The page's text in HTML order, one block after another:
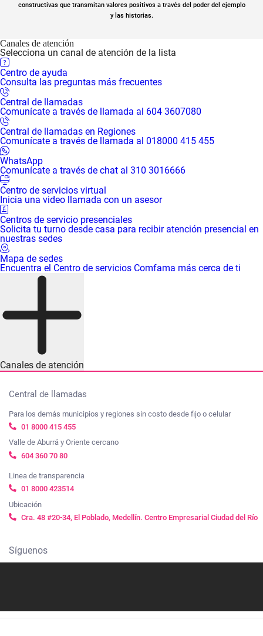
constructivas que transmitan valores positivos a través del poder del ejemplo
y las historias.
Canales de atención
Selecciona un canal de atención de la lista
Centro de ayuda
Consulta las preguntas más frecuentes
Central de llamadas
Comunícate a través de llamada al 604 3607080
Central de llamadas en Regiones
Comunícate a través de llamada al 018000 415 455
WhatsApp
Comunícate a través de chat al 310 3016666
Centro de servicios virtual
Inicia una video llamada con un asesor
Centros de servicio presenciales
Solicita tu turno desde casa para recibir atención presencial en
nuestras sedes
Mapa de sedes
Encuentra el Centro de servicios Comfama más cerca de ti
Canales de atención
Central de llamadas
Para los demás municipios y regiones sin costo desde fijo o celular
01 8000 415 455
Valle de Aburrá y Oriente cercano
604 360 70 80
Linea de transparencia
01 8000 423514
Ubicación
Cra. 48 #20-34, El Poblado, Medellín. Centro Empresarial Ciudad del Río
Síguenos